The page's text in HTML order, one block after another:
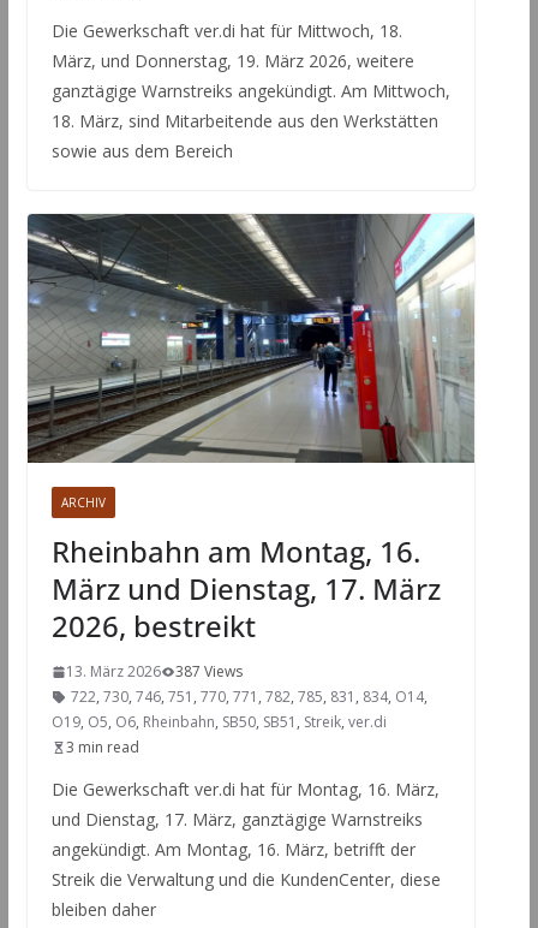
Die Gewerkschaft ver.di hat für Mittwoch, 18.
März, und Donnerstag, 19. März 2026, weitere
ganztägige Warnstreiks angekündigt. Am Mittwoch,
18. März, sind Mitarbeitende aus den Werkstätten
sowie aus dem Bereich
ARCHIV
Rheinbahn am Montag, 16.
März und Dienstag, 17. März
2026, bestreikt
13. März 2026
387 Views
722, 730, 746, 751 , 770, 771 , 782, 785, 831 , 834, O14,
O19, O5, O6, Rheinbahn, SB50, SB51 , Streik, ver.di
3 min read
Die Gewerkschaft ver.di hat für Montag, 16. März,
und Dienstag, 17. März, ganztägige Warnstreiks
angekündigt. Am Montag, 16. März, betrifft der
Streik die Verwaltung und die KundenCenter, diese
bleiben daher